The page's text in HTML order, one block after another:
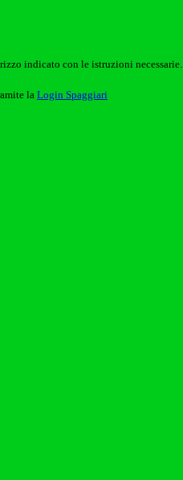
indicato con le istruzioni necessarie.
la Login Spaggiari